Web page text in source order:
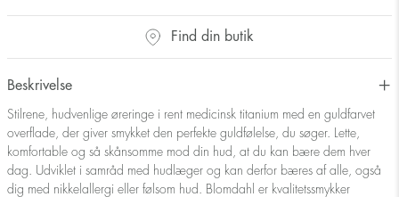
Find din butik
Beskrivelse
Stilrene, hudvenlige øreringe i rent medicinsk titanium med en guldfarvet
overflade, der giver smykket den perfekte guldfølelse, du søger. Lette,
komfortable og så skånsomme mod din hud, at du kan bære dem hver
dag. Udviklet i samråd med hudlæger og kan derfor bæres af alle, også
dig med nikkelallergi eller følsom hud. Blomdahl er kvalitetssmykker